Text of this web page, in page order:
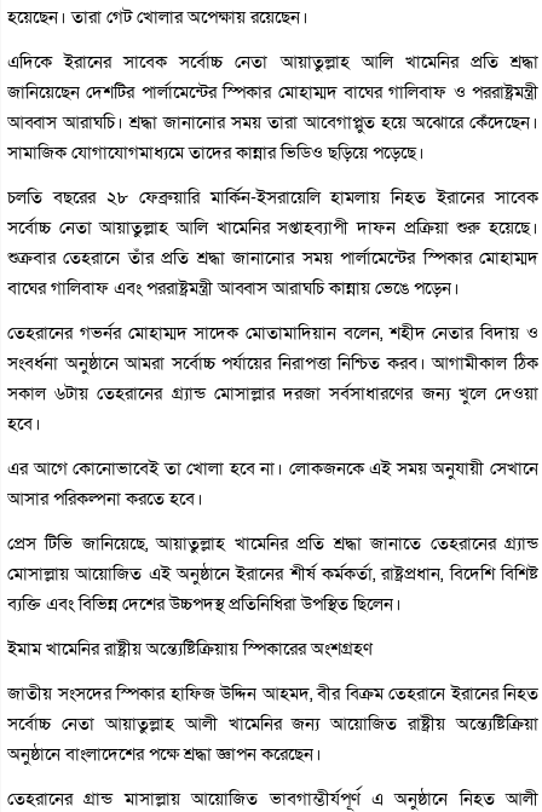
হয়েছেন। তারা গেট খোলার অপেক্ষায় রয়েছেন।
এদিকে ইরানের সাবেক সর্বোচ্চ নেতা আয়াতুল্লাহ আলি খামেনির প্রতি শ্রদ্ধা
জানিয়েছেন দেশটির পার্লামেন্টের স্পিকার মোহাম্মদ বাঘের গালিবাফ ও পররাষ্ট্রমন্ত্রী
আব্বাস আরাঘচি। শ্রদ্ধা জানানোর সময় তারা আবেগাপ্লুত হয়ে অঝোরে কেঁদেছেন।
সামাজিক যোগাযোগমাধ্যমে তাদের কান্নার ভিডিও ছড়িয়ে পড়েছে।
চলতি বছরের ২৮ ফেব্রুয়ারি মার্কিন-ইসরায়েলি হামলায় নিহত ইরানের সাবেক
সর্বোচ্চ নেতা আয়াতুল্লাহ আলি খামেনির সপ্তাহব্যাপী দাফন প্রক্রিয়া শুরু হয়েছে।
শুক্রবার তেহরানে তাঁর প্রতি শ্রদ্ধা জানানোর সময় পার্লামেন্টের স্পিকার মোহাম্মদ
বাঘের গালিবাফ এবং পররাষ্ট্রমন্ত্রী আব্বাস আরাঘচি কান্নায় ভেঙে পড়েন।
তেহরানের গভর্নর মোহাম্মদ সাদেক মোতামাদিয়ান বলেন, শহীদ নেতার বিদায় ও
সংবর্ধনা অনুষ্ঠানে আমরা সর্বোচ্চ পর্যায়ের নিরাপত্তা নিশ্চিত করব। আগামীকাল ঠিক
সকাল ৬টায় তেহরানের গ্র্যান্ড মোসাল্লার দরজা সর্বসাধারণের জন্য খুলে দেওয়া
হবে।
এর আগে কোনোভাবেই তা খোলা হবে না। লোকজনকে এই সময় অনুযায়ী সেখানে
আসার পরিকল্পনা করতে হবে।
প্রেস টিভি জানিয়েছে, আয়াতুল্লাহ খামেনির প্রতি শ্রদ্ধা জানাতে তেহরানের গ্র্যান্ড
মোসাল্লায় আয়োজিত এই অনুষ্ঠানে ইরানের শীর্ষ কর্মকর্তা, রাষ্ট্রপ্রধান, বিদেশি বিশিষ্ট
ব্যক্তি এবং বিভিন্ন দেশের উচ্চপদস্থ প্রতিনিধিরা উপস্থিত ছিলেন।
ইমাম খামেনির রাষ্ট্রীয় অন্ত্যেষ্টিক্রিয়ায় স্পিকারের অংশগ্রহণ
জাতীয় সংসদের স্পিকার হাফিজ উদ্দিন আহমদ, বীর বিক্রম তেহরানে ইরানের নিহত
সর্বোচ্চ নেতা আয়াতুল্লাহ আলী খামেনির জন্য আয়োজিত রাষ্ট্রীয় অন্ত্যেষ্টিক্রিয়া
অনুষ্ঠানে বাংলাদেশের পক্ষে শ্রদ্ধা জ্ঞাপন করেছেন।
তেহরানের গ্রান্ড মাসাল্লায় আয়োজিত ভাবগাম্ভীর্যপূর্ণ এ অনুষ্ঠানে নিহত আলী